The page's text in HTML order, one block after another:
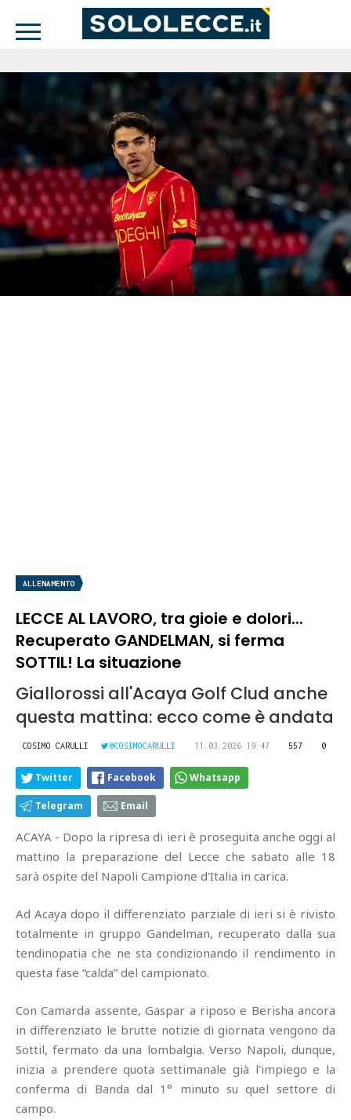
ALLENAMENTO
LECCE AL LAVORO, tra gioie e dolori...
Recuperato GANDELMAN, si ferma
SOTTIL! La situazione
Giallorossi all'Acaya Golf Clud anche
questa mattina: ecco come è andata
COSIMO CARULLI @COSIMOCARULLI 11.03.2026 19:47 557 0
Twitter Facebook Whatsapp
Telegram Email
ACAYA - Dopo la ripresa di ieri è proseguita anche oggi al
mattino la preparazione del Lecce che sabato alle 18
sarà ospite del Napoli Campione d'Italia in carica.
Ad Acaya dopo il differenziato parziale di ieri si è rivisto
totalmente in gruppo Gandelman, recuperato dalla sua
tendinopatia che ne sta condizionando il rendimento in
questa fase “calda” del campionato.
Con Camarda assente, Gaspar a riposo e Berisha ancora
in differenziato le brutte notizie di giornata vengono da
Sottil, fermato da una lombalgia. Verso Napoli, dunque,
inizia a prendere quota settimanale già l'impiego e la
conferma di Banda dal 1° minuto su quel settore di
campo.